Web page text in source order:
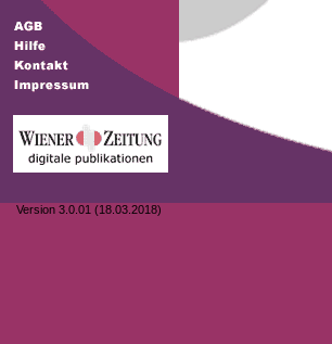
Version 3.0.01 (18.03.2018)